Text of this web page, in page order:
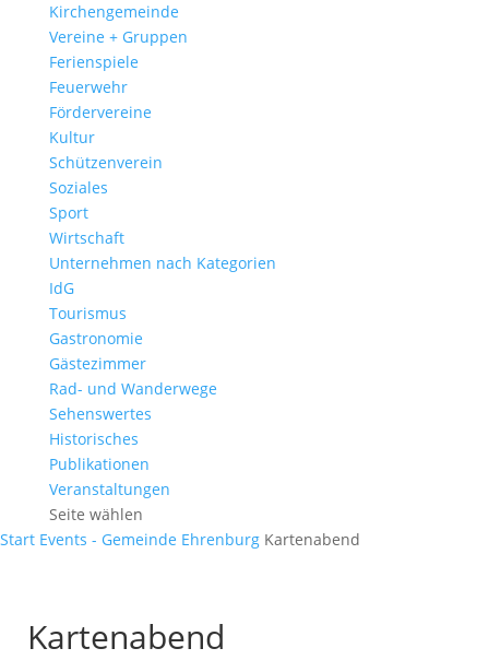
Kirchengemeinde
Vereine + Gruppen
Ferienspiele
Feuerwehr
Fördervereine
Kultur
Schützenverein
Soziales
Sport
Wirtschaft
Unternehmen nach Kategorien
IdG
Tourismus
Gastronomie
Gästezimmer
Rad- und Wanderwege
Sehenswertes
Historisches
Publikationen
Veranstaltungen
Seite wählen
Start Events - Gemeinde Ehrenburg Kartenabend
Kartenabend